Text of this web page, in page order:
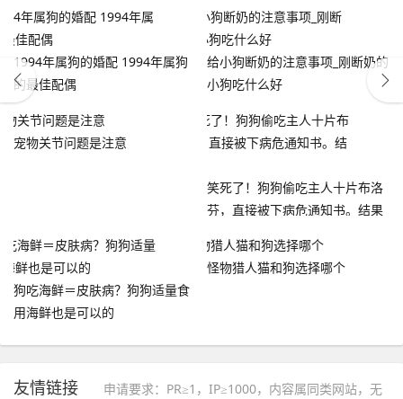
1994年属狗的婚配 1994年属狗
的最佳配偶
给小狗断奶的注意事项_刚断奶的
小狗吃什么好
宠物关节问题是注意
笑死了！狗狗偷吃主人十片布洛
芬，直接被下病危通知书。结果
狗吃海鲜＝皮肤病？狗狗适量食
用海鲜也是可以的
怪物猎人猫和狗选择哪个
友情链接
申请要求：PR≥1，IP≥1000，内容属同类网站，无